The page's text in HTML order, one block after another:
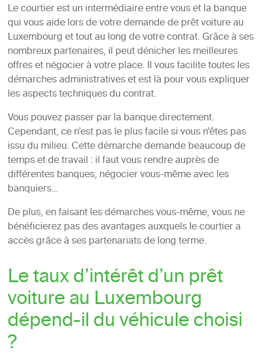
Le courtier est un intermédiaire entre vous et la banque
qui vous aide lors de votre demande de prêt voiture au
Luxembourg et tout au long de votre contrat. Grâce à ses
nombreux partenaires, il peut dénicher les meilleures
offres et négocier à votre place. Il vous facilite toutes les
démarches administratives et est là pour vous expliquer
les aspects techniques du contrat.
Vous pouvez passer par la banque directement.
Cependant, ce n’est pas le plus facile si vous n’êtes pas
issu du milieu. Cette démarche demande beaucoup de
temps et de travail : il faut vous rendre auprès de
différentes banques, négocier vous-même avec les
banquiers…
De plus, en faisant les démarches vous-même, vous ne
bénéficierez pas des avantages auxquels le courtier a
accès grâce à ses partenariats de long terme.
Le taux d’intérêt d’un prêt
voiture au Luxembourg
dépend-il du véhicule choisi
?